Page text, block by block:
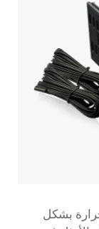
بشكل